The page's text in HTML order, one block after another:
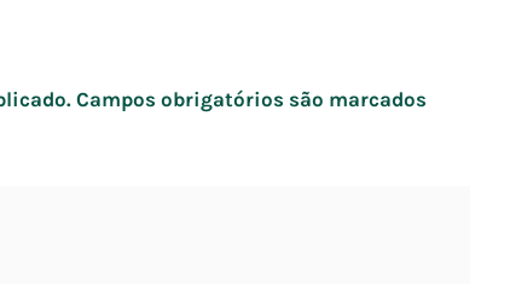
Campos obrigatórios são marcados